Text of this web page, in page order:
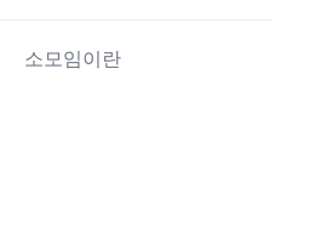
소모임이란